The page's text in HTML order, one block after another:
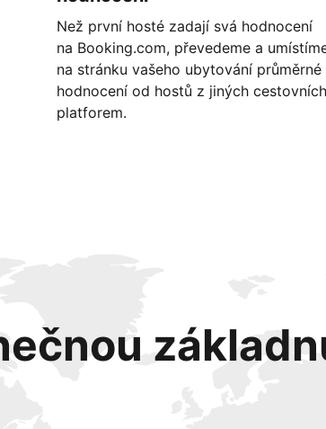
Než první hosté zadají svá hodnocení
na Booking.com, převedeme a
na stránku vašeho ubytování průměrné
hodnocení od hostů z jiných cestovních
platforem.